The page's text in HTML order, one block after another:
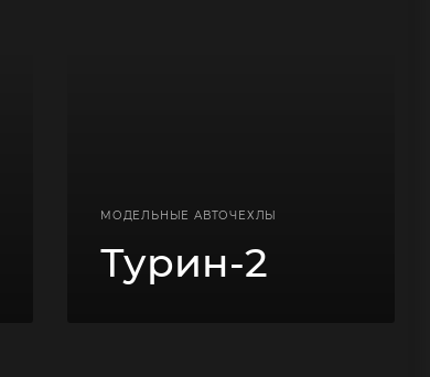
МОДЕЛЬНЫЕ АВТОЧЕХЛЫ
Турин-2